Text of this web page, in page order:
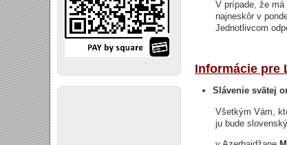
V prípade, že
najneskôr v
Jednotlivcom
Informácie pre
Slávenie svätej
Všetkým Vám,
ju bude